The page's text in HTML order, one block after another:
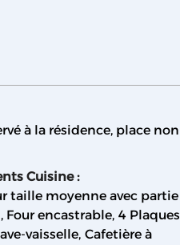
à la résidence, place non
Cuisine:
taille moyenne avec partie
Four encastrable 4 Plaques
vaisselle Cafetière à